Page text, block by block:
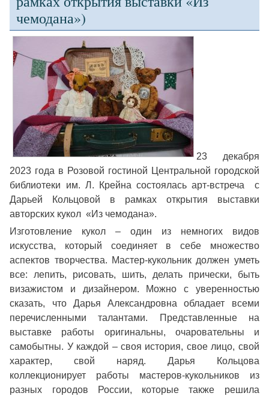
чемодана»)
23 декабря
2023 года в Розовой гостиной Центральной городской
библиотеки им. Л. Крейна состоялась арт-встреча с
Дарьей Кольцовой в рамках открытия выставки
авторских кукол «Из чемодана».
Изготовление кукол – один из немногих видов
искусства, который соединяет в себе множество
аспектов творчества. Мастер-кукольник должен уметь
все: лепить, рисовать, шить, делать прически, быть
визажистом и дизайнером. Можно с уверенностью
сказать, что Дарья Александровна обладает всеми
перечисленными талантами. Представленные на
выставке работы оригинальны, очаровательны и
самобытны. У каждой – своя история, свое лицо, свой
характер, свой наряд. Дарья Кольцова
коллекционирует работы мастеров-кукольников из
разных городов России, которые также решила